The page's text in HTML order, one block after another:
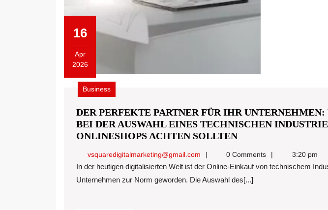
16
Apr
2026
Business
DER PERFEKTE PARTNER FÜR IHR
BEI DER AUSWAHL EINES TECHNISCHEN
ONLINESHOPS ACHTEN SOLLTENDER
PARTNER
FÜR
IHR
vsquaredigitalmarketing@gmail.comvsquaredigitalmarketing@gmail.com
0 Comments 3:20 pm
In der heutigen digitalisierten Welt ist der Online-Einkauf von technischem Industriebedarf für viele
Unternehmen zur Norm geworden. Die Auswahl des[...]